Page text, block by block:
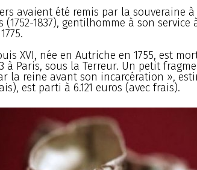
avaient été remis par la souveraine
(1752-1837), gentilhomme à son
XVI, née en Autriche en 1755, est
à Paris, sous la Terreur. Un petit
la reine avant son incarcération »,
est parti à 6.121 euros (avec frais).